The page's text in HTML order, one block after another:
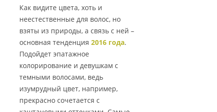
Как видите цвета, хоть и
неестественные для волос, но
взяты из природы, а связь с ней –
основная тенденция 2016 года.
Подойдет эпатажное
колорирование и девушкам с
темными волосами, ведь
изумрудный цвет, например,
прекрасно сочетается с